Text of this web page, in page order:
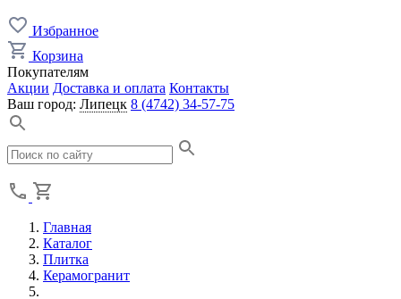
Избранное
Корзина
Покупателям
Акции Доставка и оплата Контакты
Ваш город: Липецк 8 (4742) 34-57-75
Главная
Каталог
Плитка
Керамогранит